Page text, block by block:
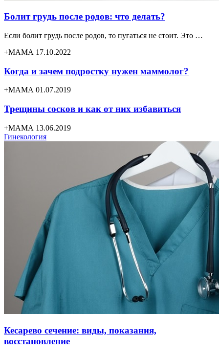
Болит грудь после родов: что делать?
Если болит грудь после родов, то пугаться не стоит. Это …
+МАМА 17.10.2022
Когда и зачем подростку нужен маммолог?
+МАМА 01.07.2019
Трещины сосков и как от них избавиться
+МАМА 13.06.2019
Гинекология
Кесарево сечение: виды, показания,
восстановление